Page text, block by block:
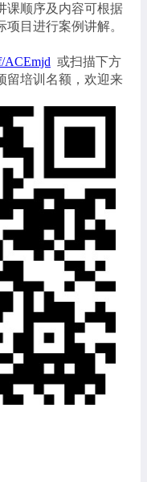
课顺序及内容可根据
目进行案例讲解。
ACEmjd 或扫描下方
留培训名额，欢迎来